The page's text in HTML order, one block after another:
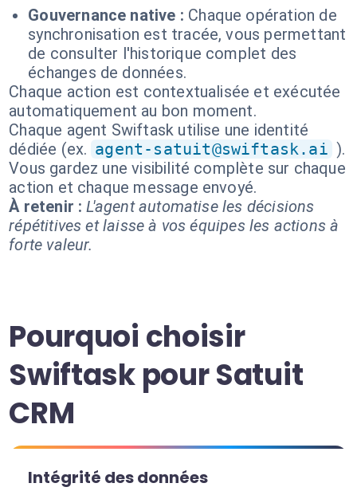
Gouvernance native : Chaque opération de
synchronisation est tracée, vous permettant
de consulter l'historique complet des
échanges de données.
Chaque action est contextualisée et exécutée
automatiquement au bon moment.
Chaque agent Swiftask utilise une identité
dédiée (ex. agent-satuit@swiftask.ai ).
Vous gardez une visibilité complète sur chaque
action et chaque message envoyé.
À retenir : L'agent automatise les décisions
répétitives et laisse à vos équipes les actions à
forte valeur.
Pourquoi choisir
Swiftask pour Satuit
CRM
Intégrité des données